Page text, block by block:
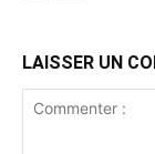
LAISSER UN